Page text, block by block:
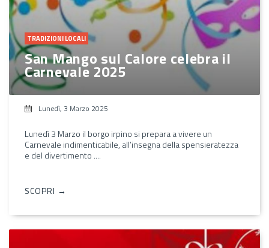
TRADIZIONI LOCALI
San Mango sul Calore celebra il
Carnevale 2025
Lunedì, 3 Marzo 2025
Lunedì 3 Marzo il borgo irpino si prepara a vivere un
Carnevale indimenticabile, all’insegna della spensieratezza
e del divertimento ....
SCOPRI →